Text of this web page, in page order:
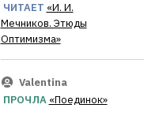
ЧИТАЕТ «И. И.
Мечников. Этюды
Оптимизма»
Valentina
ПРОЧЛА «Поединок»